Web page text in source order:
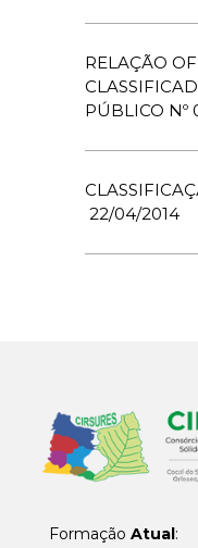
RELAÇÃO
PÚBLICO Nº
22/04/2014
Formação Atual: